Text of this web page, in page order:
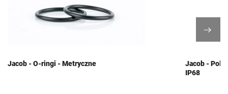
Jacob - O-ringi - Metryczne
Jacob -
IP68